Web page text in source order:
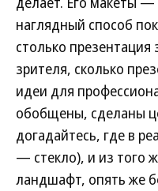
наглядный способ
столько
зрителя, сколько
идеи для
обобщены, сделаны
догадайтесь, где в
— стекло), и из того
ландшафт, опять же